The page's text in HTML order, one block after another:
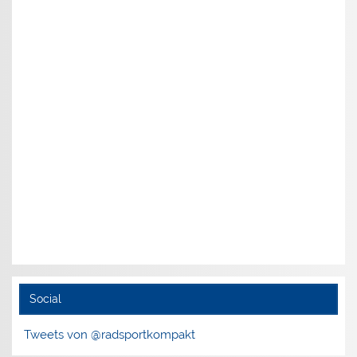
Social
Tweets von @radsportkompakt